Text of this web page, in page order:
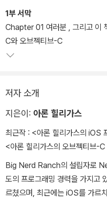
1부 서막
Chapter 01 여러분 , 그리고 이
C와 오브젝티브-C
저자 소개
지은이: 아론 힐리가스
최근작 : <아론 힐리가스의 iOS
<아론 힐리가스의 오브젝티브-
Big Nerd Ranch의 설립자로
도의 프로그래밍 경력을 가지고
르쳤으며, 최근에는 iOS를 가르